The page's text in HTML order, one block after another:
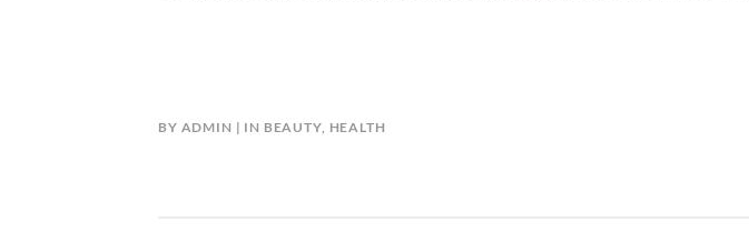
BY ADMIN IN BEAUTY, HEALTH